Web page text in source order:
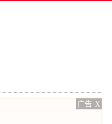
广告 X